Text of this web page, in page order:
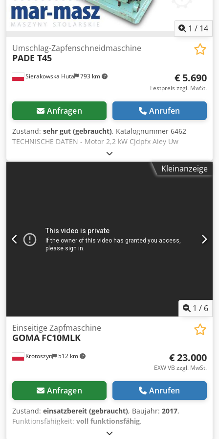
1 / 14
Sierakowska Huta 793 km
Umschlag-Zapfenschneidmaschine
PADE T45
€ 5.690
Festpreis zzgl. MwSt.
Anfragen Anrufen
Zustand: sehr gut (gebraucht), Katalognummer 6462
TECHNISCHE DATEN - Motor 2,2 kW Cjdpfx Aiey Uw
Tkepeha - Versorgung 380 V - Motor für Kopfverschiebung
0,9 kW - Absaugstutzen-Durchmesser 2x100 mm -
Abmessungen (L/B/H): 1330x1100x1220 mm - Gewicht: 920
Zapfenbreite – Zentralschmierung – Unlackiert –
Italienische Produktion – Gebrauchte
Zapfenschneidmaschine, sehr guter Zustand Nettopreis:
Kleinanzeige
1 / 6
Krotoszyn 512 km
Einseitige Zapfmaschine
GOMA FC10MLK
€ 23.000
EXW VB zzgl. MwSt.
Anfragen Anrufen
Zustand: einsatzbereit (gebraucht), Baujahr: 2017,
Funktionsfähigkeit: voll funktionsfähig,
Maschinen-/Fahrzeugnummer: